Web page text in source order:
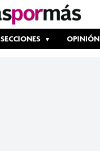
SECCIONES OPINIÓN